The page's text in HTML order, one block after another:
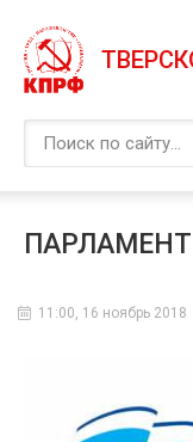
11:00, 16 ноябрь 2018